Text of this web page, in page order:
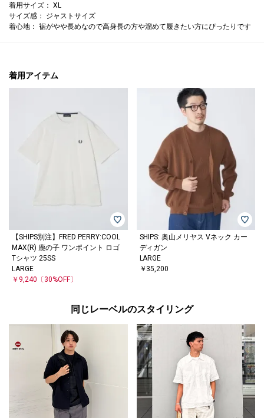
着用サイズ： XL
サイズ感： ジャストサイズ
着心地： 裾がやや長めなので高身長の方や溜めて履きたい方にぴったりです
着用アイテム
【SHIPS別注】FRED PERRY:COOL
MAX(R) 鹿の子 ワンポイント ロゴ
Tシャツ 25SS
LARGE
￥9,240 〔30%OFF〕
SHIPS: 奥山メリヤス Vネック カー
ディガン
LARGE
￥35,200
同じレーベルのスタイリング